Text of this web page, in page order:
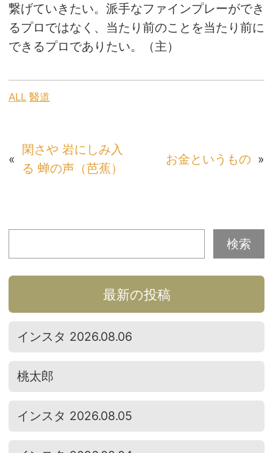
繋げていきたい。派手なファインプレーができ
るプロではなく、当たり前のことを当たり前に
できるプロでありたい。（主）
ALL 醫道
«
閑さや 岩にしみ入
る 蝉の声（芭蕉）
お金というもの »
最新の投稿
インスタ 2026.08.06
桃太郎
インスタ 2026.08.05